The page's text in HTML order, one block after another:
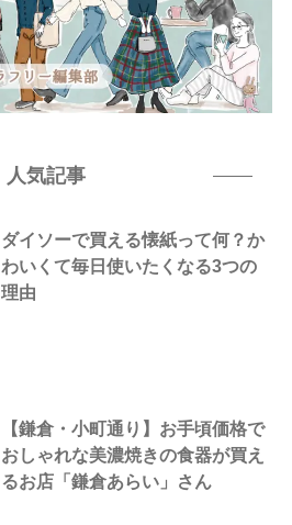
人気記事
ダイソーで買える懐紙って何？か
わいくて毎日使いたくなる3つの
理由
【鎌倉・小町通り】お手頃価格で
おしゃれな美濃焼きの食器が買え
るお店「鎌倉あらい」さん